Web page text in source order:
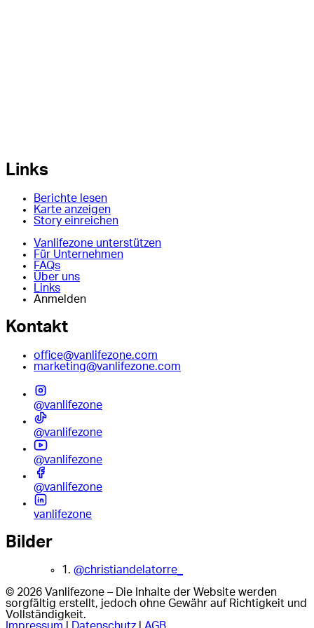
Links
Berichte lesen
Karte anzeigen
Story einreichen
Vanlifezone unterstützen
Für Unternehmen
FAQs
Über uns
Links
Anmelden
Kontakt
office@vanlifezone.com
marketing@vanlifezone.com
@vanlifezone
@vanlifezone
@vanlifezone
@vanlifezone
vanlifezone
Bilder
1. @christiandelatorre_
© 2026 Vanlifezone – Die Inhalte der Website werden
sorgfältig erstellt, jedoch ohne Gewähr auf Richtigkeit und
Vollständigkeit.